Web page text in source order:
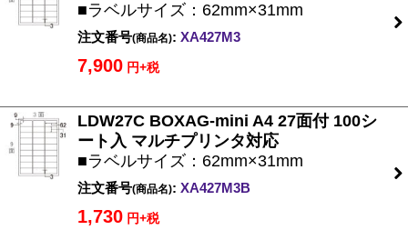
■ラベルサイズ：62mm×31mm
注文番号(商品名): XA427M3
7,900 円+税
LDW27C BOXAG-mini A4 27面付 100シ
ート入 マルチプリンタ対応
■ラベルサイズ：62mm×31mm
注文番号(商品名): XA427M3B
1,730 円+税